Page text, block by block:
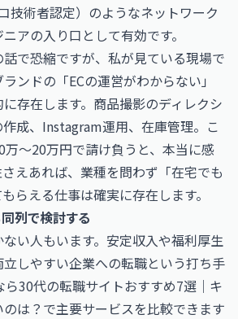
技術者認定） のようなネットワーク
アの入り口として有効です。
で恐縮ですが、私が見ている現場で
ンドの「ECの運営がわからない」
存在します。商品撮影のディレクシ
成、Instagram運用、在庫管理。こ
〜20万円で請け負うと、本当に感
えあれば、業種を問わず「在宅でも
らえる仕事は確実に存在します。
列で検討する
い人もいます。安定収入や福利厚生
しやすい企業への転職という打ち手
ら30代の転職サイトおすすめ7選｜キ
は？ で主要サービスを比較できます